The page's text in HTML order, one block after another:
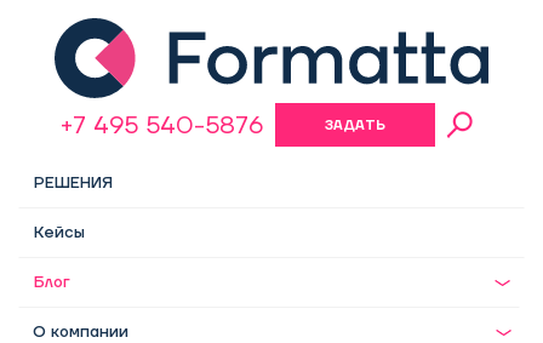
РЕШЕНИЯ
Кейсы
Блог
О компании
+7 495 540-5876 ЗАДАТЬ